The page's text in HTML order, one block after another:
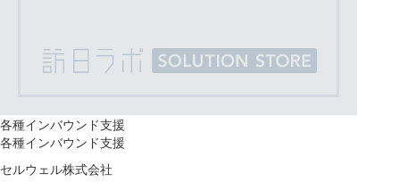
各種インバウンド支援
各種インバウンド支援
セルウェル株式会社